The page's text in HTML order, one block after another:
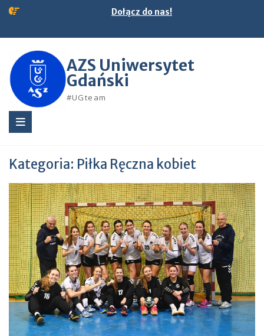
Skip
Dołącz do nas!
AZS Uniwersytet
Gdański
#UGteam
Kategoria: Piłka Ręczna kobiet